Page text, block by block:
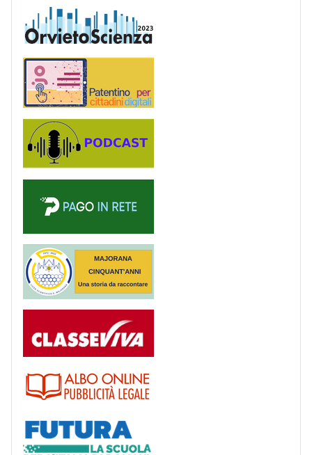
Podcast
PagoinRete